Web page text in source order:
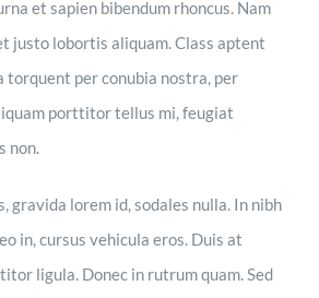
et sapien bibendum rhoncus. Nam
justo lobortis aliquam. Class aptent
per conubia nostra, per
porttitor tellus mi, feugiat
non.
gravida lorem id, sodales nulla. In nibh
in, cursus vehicula eros. Duis at
ligula. Donec in rutrum quam. Sed